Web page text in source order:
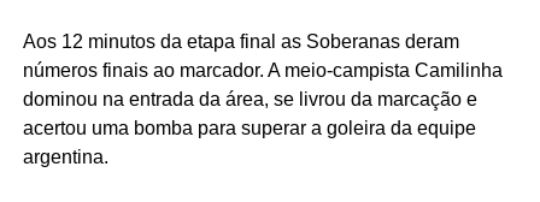
Aos 12 minutos da etapa final as Soberanas deram
números finais ao marcador. A meio-campista Camilinha
dominou na entrada da área, se livrou da marcação e
acertou uma bomba para superar a goleira da equipe
argentina.